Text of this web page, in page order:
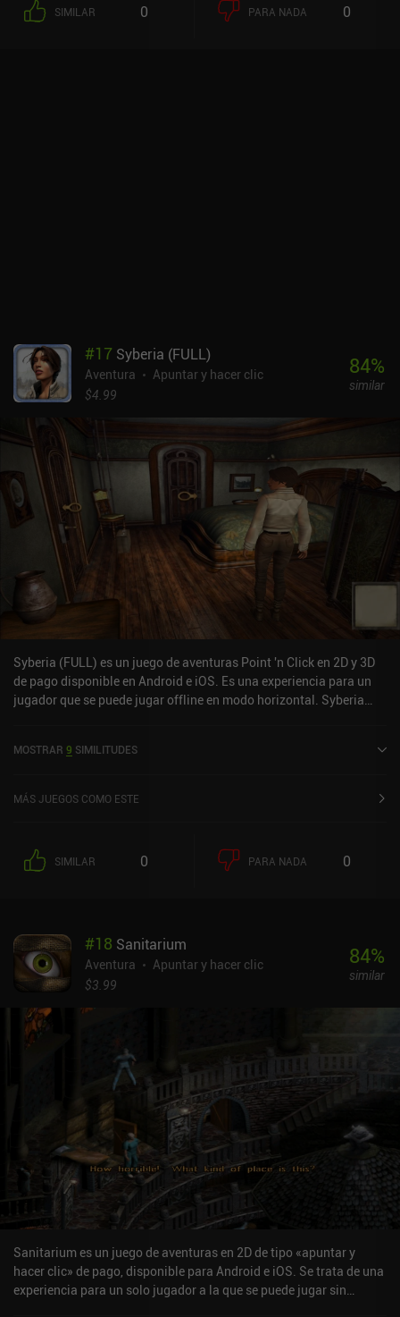
SIMILAR 0 PARA NADA 0
#17 Syberia (FULL)
Aventura
Apuntar y hacer clic
$4.99
84%
similar
Syberia (FULL) es un juego de aventuras Point 'n Click en 2D y 3D
de pago disponible en Android e iOS. Es una experiencia para un
jugador que se puede jugar offline en modo horizontal. Syberia
de iOS.
MOSTRAR 9 SIMILITUDES
MÁS JUEGOS COMO ESTE
SIMILAR 0 PARA NADA 0
#18 Sanitarium
Aventura
Apuntar y hacer clic
$3.99
84%
similar
Sanitarium es un juego de aventuras en 2D de tipo «apuntar y
hacer clic» de pago, disponible para Android e iOS. Se trata de una
experiencia para un solo jugador a la que se puede jugar sin